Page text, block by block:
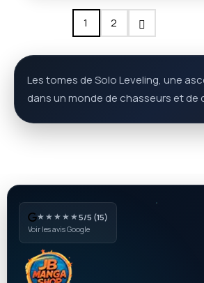
1 2
Les tomes de Solo Leveling, une
dans un monde de chasseurs et de
★★★★★5/5 (15)
Voir les avis Google